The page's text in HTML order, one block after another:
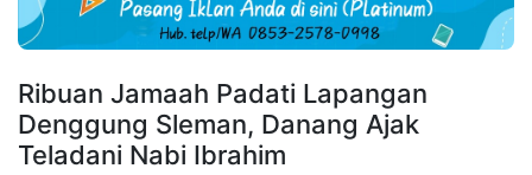
Ribuan Jamaah Padati Lapangan
Denggung Sleman, Danang Ajak
Teladani Nabi Ibrahim